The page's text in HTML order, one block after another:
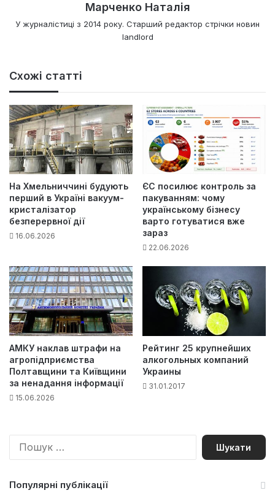
Марченко Наталія
У журналістиці з 2014 року. Старший редактор стрічки новин
landlord
Схожі статті
На Хмельниччині будують
перший в Україні вакуум-
кристалізатор
безперервної дії
16.06.2026
ЄС посилює контроль за
пакуванням: чому
українському бізнесу
варто готуватися вже
зараз
22.06.2026
АМКУ наклав штрафи на
агропідприємства
Полтавщини та Київщини
за ненадання інформації
15.06.2026
Рейтинг 25 крупнейших
алкогольных компаний
Украины
31.01.2017
П
Популярні публікації